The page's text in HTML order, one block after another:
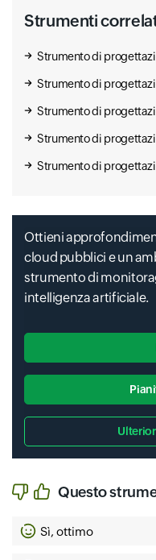
Elasticsearch Elasticsearch
Strumenti
Strumento di
Strumento di
Strumento di
Strumento di
Strumento di
Ottieni
cloud pubblici e un
strumento di
intelligenza artificiale.
Questo
Sì, ottimo